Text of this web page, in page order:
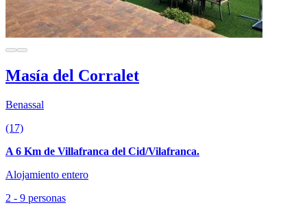
Masía del Corralet
Benassal
(17)
A 6 Km de Villafranca del Cid/Vilafranca.
Alojamiento entero
2 - 9 personas